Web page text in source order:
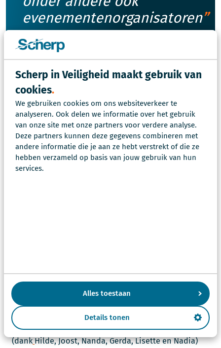
Scherp in Veiligheid maakt gebruik van
cookies
We gebruiken cookies om ons websiteverkeer te
analyseren. Ook delen we informatie over het gebruik
van onze site met onze partners voor verdere analyse.
Deze partners kunnen deze gegevens combineren met
andere informatie die je aan ze hebt verstrekt of die ze
hebben verzameld op basis van jouw gebruik van hun
services.
Alles toestaan
Details tonen
evenementenorganisatoren
Grip op je bedrijf betekende voor Richarden mij ook
de verkenning hoe we op een gezonde manier
kunnen verbreden binnen het OOV-domein. Het was
voor ons een logische stap om met
Hendrikafgelopen januari bij de notaris te zitten om
Scherp in bijzondere wetten op te richten, waar
Hendrik per die datum ook directeur van is. Zo
hebben we onze dienstverlening op een gezonde
ook aandacht voor,zodat ook zij duurzaam inzetbaar
blijven en vooral veel werkplezier en -geluk ervaren.
Met ons seminar aanstaande donderdag dragen we
ook daar aan bij. Het seminar is namelijk voorbereid
door een enthousiaste groep collega’s
(dank Hilde, Joost, Nanda, Gerda, Lisetteen Nadia)